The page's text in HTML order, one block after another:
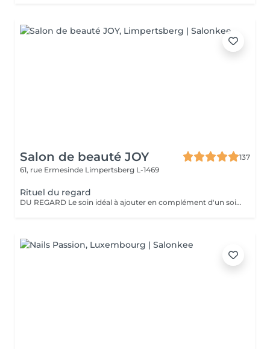
Salon de beauté JOY
137
61, rue Ermesinde Limpertsberg L-1469
Rituel du regard
DU REGARD Le soin idéal à ajouter en complément d'un soin du visage. Le rituel du regard, qu'il soit pratiqué seul ou en complément d'un soin, offre un effet revitalisant et drainant grâce à des techniques de massage manuelles et au gua sha spécialement adapté à la zone du contour des yeux.